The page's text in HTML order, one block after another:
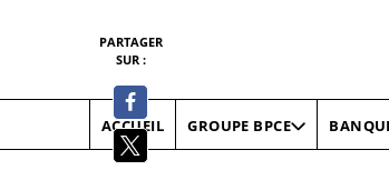
ACCUEIL GROUPE BPCE
PARTAGER
SUR :